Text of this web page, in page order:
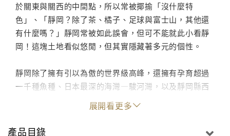
於關東與關西的中間點，所以常被揶揄「沒什麼特
色」、「靜岡？除了茶、橘子、足球與富士山，其他還
有什麼嗎？」靜岡常被如此誤會，但可不能就此小看靜
岡！這塊土地看似悠閒，但其實隱藏著多元的個性。
靜岡除了擁有引以為傲的世界級高峰，還擁有孕育超過
一千種魚種、日本最深的海灣—駿河灣，以及靜岡縣西
部遠州灘的天然虎豚與濱名湖的鱉這類高級食材。以富
士山與南阿爾卑斯山的伏流水釀製的高級日本酒（又被
稱為吟釀王國）也有十分齊全的品項。此外，雖然現代
展開看更多
產品目錄